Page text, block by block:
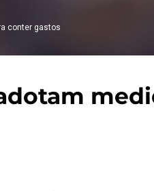
conter gastos